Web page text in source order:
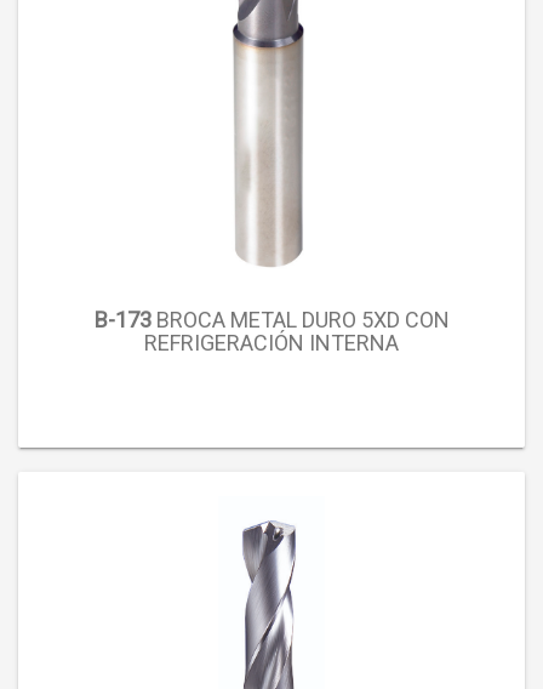
B-173BROCA METAL DURO 5XD CON
REFRIGERACIÓN INTERNA